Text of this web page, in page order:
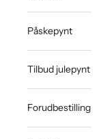
Påskepynt
Tilbud julepynt
Forudbestilling